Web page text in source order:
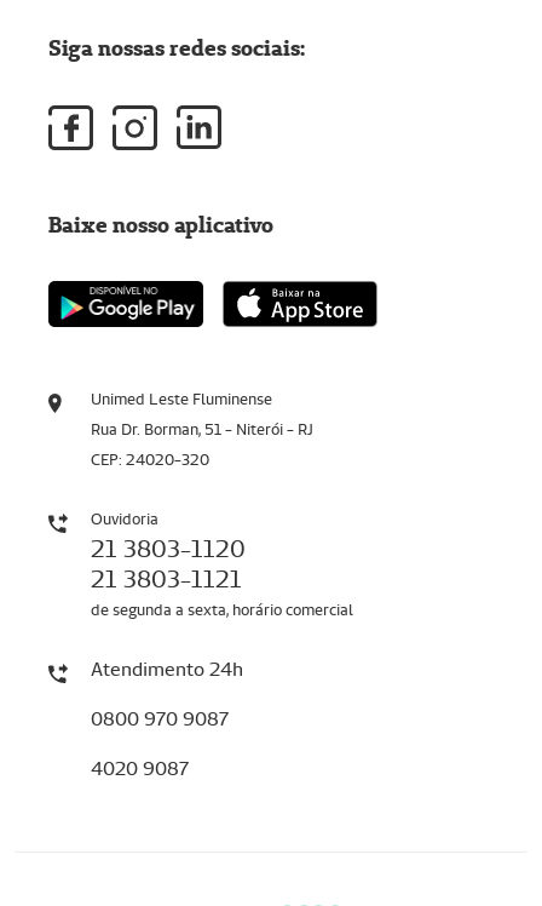
Unimed Leste Fluminense
Rua Dr. Borman, 51 - Niterói - RJ
CEP: 24020-320
Ouvidoria
21 3803-1120
21 3803-1121
de segunda a sexta, horário comercial
Atendimento 24h
0800 970 9087
4020 9087
Siga nossas redes sociais:
Baixe nosso aplicativo